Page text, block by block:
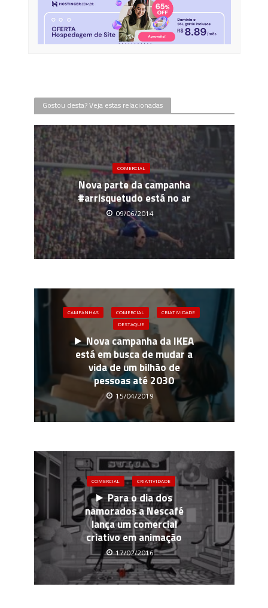
Gostou desta? Veja estas relacionadas
COMERCIAL
Nova parte da campanha
#arrisquetudo está no ar
09/06/2014
CAMPANHAS COMERCIAL
CRIATIVIDADE
DESTAQUE
Nova campanha da IKEA
está em busca de mudar a
vida de um bilhão de
pessoas até 2030
15/04/2019
COMERCIAL CRIATIVIDADE
Para o dia dos
namorados a Nescafé
lança um comercial
criativo em animação
17/02/2016